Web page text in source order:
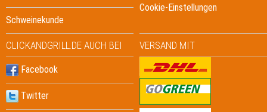
Schweinekunde
Cookie-Einstellungen
CLICKANDGRILL.DE AUCH BEI
Facebook
Twitter
VERSAND MIT